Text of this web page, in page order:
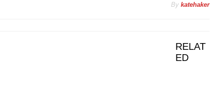
By katehaker
RELAT
ED